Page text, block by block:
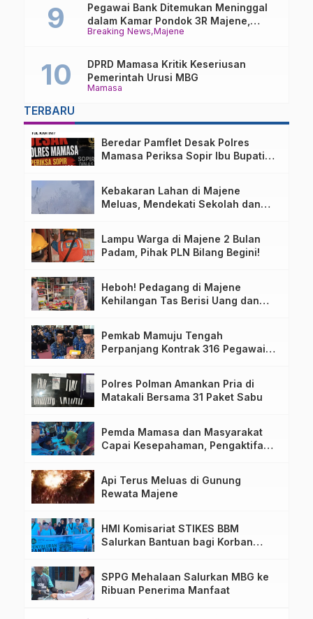
Breaking News Majene
Pegawai Bank Ditemukan Meninggal
dalam Kamar Pondok 3R Majene,
Polisi Lakukan Penyelidikan
Mamasa
DPRD Mamasa Kritik Keseriusan
Pemerintah Urusi MBG
TERBARU
Beredar Pamflet Desak Polres
Mamasa Periksa Sopir Ibu Bupati
Kebakaran Lahan di Majene
Meluas, Mendekati Sekolah dan
Lampu Warga di Majene 2 Bulan
Padam, Pihak PLN Bilang Begini!
Heboh! Pedagang di Majene
Kehilangan Tas Berisi Uang dan
Pemkab Mamuju Tengah
Perpanjang Kontrak 316 Pegawai
Polres Polman Amankan Pria di
Matakali Bersama 31 Paket Sabu
Pemda Mamasa dan Masyarakat
Capai Kesepahaman, Pengaktifan
Api Terus Meluas di Gunung
Rewata Majene
HMI Komisariat STIKES BBM
Salurkan Bantuan bagi Korban
SPPG Mehalaan Salurkan MBG ke
Ribuan Penerima Manfaat